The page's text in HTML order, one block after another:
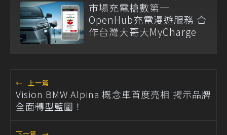
市場充電槍數第一
OpenHub充電漫遊服務 合
作台灣大哥大MyCharge
← 上一篇
Vision BMW Alpina 概念車首度亮相 揭示品牌
全面轉型藍圖！